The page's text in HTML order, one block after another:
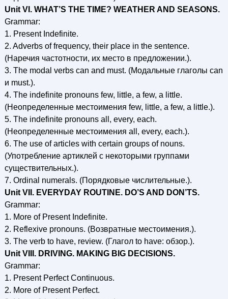
Unit VI. WHAT’S THE TIME? WEATHER AND SEASONS.
Grammar:
1. Present Indefinite.
2. Adverbs of frequency, their place in the sentence.
(Наречия частотности, их место в предложении.).
3. The modal verbs can and must. (Модальные глаголы can
и must.).
4. The indefinite pronouns few, little, a few, a little.
(Неопределенные местоимения few, little, a few, a little.).
5. The indefinite pronouns all, every, each.
(Неопределенные местоимения all, every, each.).
6. The use of articles with certain groups of nouns.
(Употребление артиклей с некоторыми группами
существительных.).
7. Ordinal numerals. (Порядковые числительные.).
Unit VII. EVERYDAY ROUTINE. DO’S AND DON’TS.
Grammar:
1. More of Present Indefinite.
2. Reflexive pronouns. (Возвратные местоимения.).
3. The verb to have, review. (Глагол to have: обзор.).
Unit VIII. DRIVING. MAKING BIG DECISIONS.
Grammar:
1. Present Perfect Continuous.
2. More of Present Perfect.